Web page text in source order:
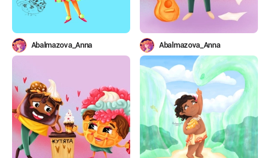
Abalmazova_Anna Abalmazova_Anna